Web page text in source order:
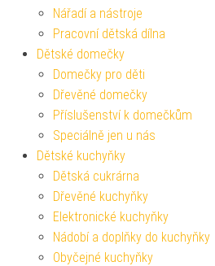
Nářadí a nástroje
Pracovní dětská dílna
Dětské domečky
Domečky pro děti
Dřevěné domečky
Příslušenství k domečkům
Speciálně jen u nás
Dětské kuchyňky
Dětská cukrárna
Dřevěné kuchyňky
Elektronické kuchyňky
Nádobí a doplňky do kuchyňky
Obyčejné kuchyňky